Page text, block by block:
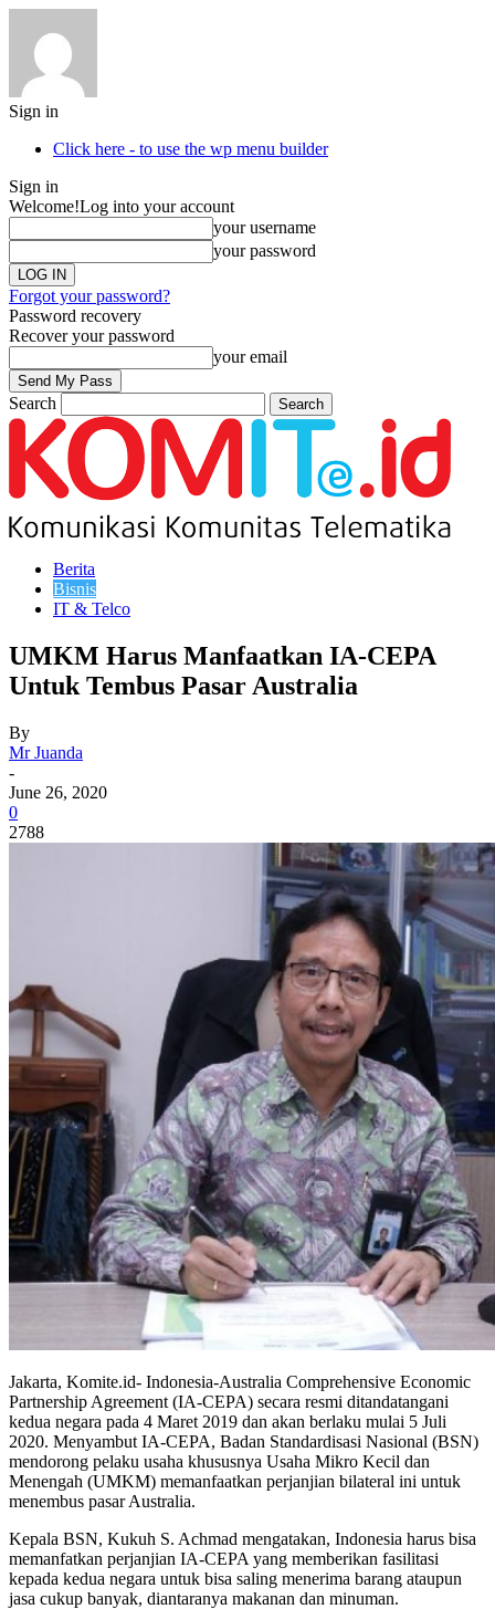
Sign in
Click here - to use the wp menu builder
Sign in
Welcome!Log into your account
your username
your password
Forgot your password?
Password recovery
Recover your password
your email
Search
Berita
Bisnis
IT & Telco
UMKM Harus Manfaatkan IA-CEPA
Untuk Tembus Pasar Australia
By
Mr Juanda
-
June 26, 2020
0
2788
Jakarta, Komite.id- Indonesia-Australia Comprehensive Economic
Partnership Agreement (IA-CEPA) secara resmi ditandatangani
kedua negara pada 4 Maret 2019 dan akan berlaku mulai 5 Juli
2020. Menyambut IA-CEPA, Badan Standardisasi Nasional (BSN)
mendorong pelaku usaha khususnya Usaha Mikro Kecil dan
Menengah (UMKM) memanfaatkan perjanjian bilateral ini untuk
menembus pasar Australia.
Kepala BSN, Kukuh S. Achmad mengatakan, Indonesia harus bisa
memanfatkan perjanjian IA-CEPA yang memberikan fasilitasi
kepada kedua negara untuk bisa saling menerima barang ataupun
jasa cukup banyak, diantaranya makanan dan minuman.